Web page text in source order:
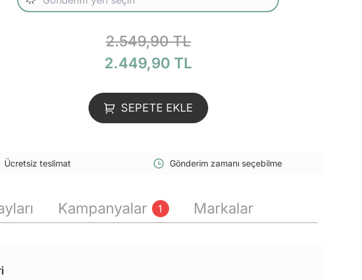
2.549,90 TL
2.449,90 TL
SEPETE EKLE
Ücretsiz teslimat Gönderim zamanı seçebilme
Kampanyalar 1 Markalar